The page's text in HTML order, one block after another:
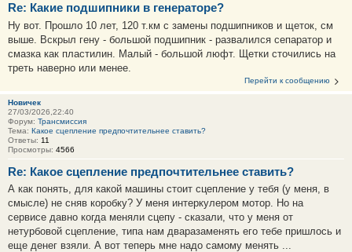
Re: Какие подшипники в генераторе?
Ну вот. Прошло 10 лет, 120 т.км с замены подшипников и щеток, см
выше. Вскрыл гену - большой подшипник - развалился сепаратор и
смазка как пластилин. Малый - большой люфт. Щетки сточились на
треть наверно или менее.
Перейти к сообщению
Новичек
27/03/2026,22:40
Форум: Трансмиссия
Тема: Какое сцепление предпочтительнее ставить?
Ответы: 11
Просмотры: 4566
Re: Какое сцепление предпочтительнее ставить?
А как понять, для какой машины стоит сцепление у тебя (у меня, в
смысле) не сняв коробку? У меня интеркулером мотор. Но на
сервисе давно когда меняли сцепу - сказали, что у меня от
нетурбовой сцепление, типа нам дваразаменять его тебе пришлось и
еще денег взяли. А вот теперь мне надо самому менять ...